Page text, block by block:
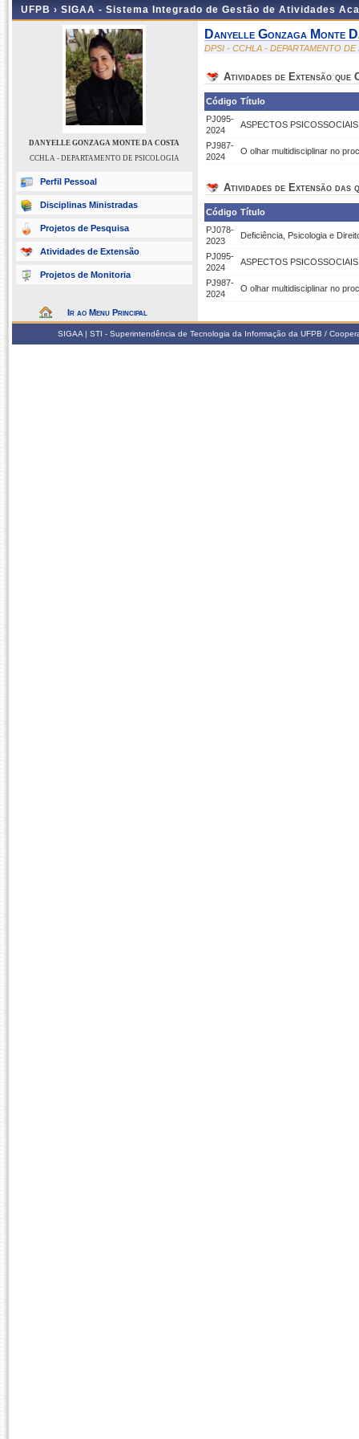
UFPB › SIGAA - Sistema Integrado de Gestão de Atividades
DANYELLE GONZAGA MONTE DA COSTA
CCHLA - DEPARTAMENTO DE PSICOLOGIA
Perfil Pessoal
Disciplinas Ministradas
Projetos de Pesquisa
Atividades de Extensão
Projetos de Monitoria
Ir ao Menu Principal
Danyelle Gonzaga Monte
DPSI - CCHLA - DEPARTAMENTO
Atividades de Extensão que
Código Título
PJ095-
2024
ASPECTOS
PJ987-
2024
O olhar multidisciplinar no
Atividades de Extensão das
Código Título
PJ078-
2023
Deficiência, Psicologia e
PJ095-
2024
ASPECTOS
PJ987-
2024
O olhar multidisciplinar no
SIGAA | STI - Superintendência de Tecnologia da Informação da UFPB /